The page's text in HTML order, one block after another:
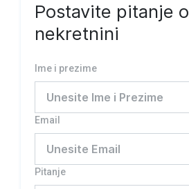
Postavite pitanje o
nekretnini
Ime i prezime
Email
Pitanje